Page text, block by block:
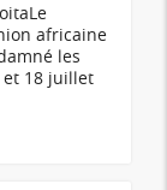
africaine
les
et 18 juillet